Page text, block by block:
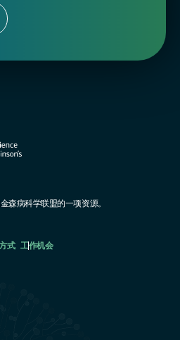
森病科学联盟的一项资源。
式 工作机会